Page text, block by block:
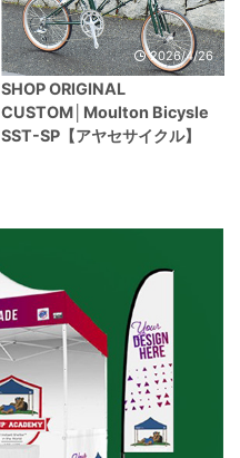
2026/4/26
SHOP ORIGINAL
CUSTOM│Moulton Bicysle
SST-SP【アヤセサイクル】